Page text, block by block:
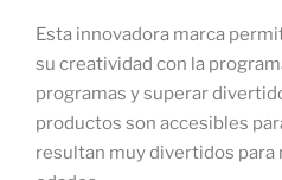
Esta innovadora marca
su creatividad con la
programas y superar
productos son accesibles
resultan muy divertidos para